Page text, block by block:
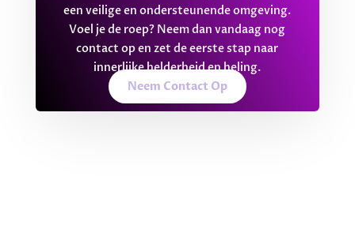
een veilige en ondersteunende omgeving.
Voel je de roep? Neem dan vandaag nog
contact op en zet de eerste stap naar
innerlijke helderheid en heling.
Neem Contact Op